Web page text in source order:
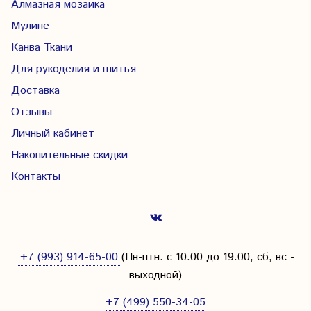
Алмазная мозаика
Мулине
Канва Ткани
Для рукоделия и шитья
Доставка
Отзывы
Личный кабинет
Накопительные скидки
Контакты
+7 (993) 914-65-00 (Пн-птн: с 10:00 до 19:00; сб, вс -
выходной)
+7 (499) 550-34-05